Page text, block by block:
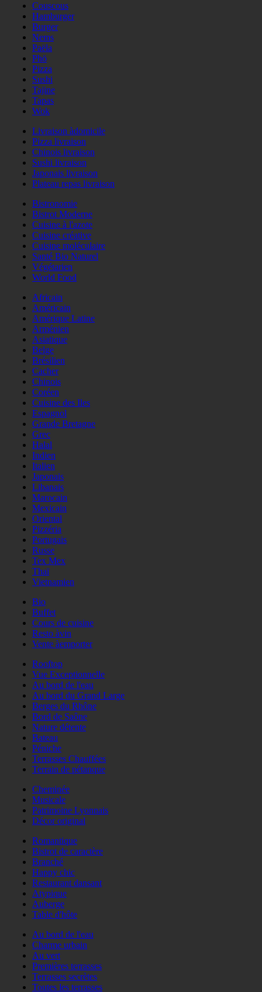
Couscous
Hamburger
Burger
Nems
Paëla
Phö
Pizza
Sushi
Tajine
Tapas
Wok
Livraison àdomicile
Pizza livraison
Chinois livraison
Sushi livraison
Japonais livraison
Plateau repas livraison
Bistronomie
Bistrot Moderne
Cuisine à l'azote
Cuisine créative
Cuisine moléculaire
Santé Bio Naturel
Végétarien
World Food
Africain
Américain
Amérique Latine
Arménien
Asiatique
Belge
Brésilien
Cacher
Chinois
Coréen
Cuisine des Iles
Espagnol
Grande Bretagne
Grec
Halal
Indien
Italien
Japonais
Libanais
Marocain
Mexicain
Oriental
Pizzéria
Portugais
Russe
Tex Mex
Thaï
Vietnamien
Bio
Buffet
Cours de cuisine
Resto àvin
Vente àemporter
Rooftop
Vue Exceptionnelle
Au bord de l'eau
Au bord du Grand Large
Berges du Rhône
Bord de Saône
Nature détente
Bateau
Péniche
Terrasses Chauffées
Terrain de pétanque
Cheminée
Musicale
Patrimoine Lyonnais
Décor original
Romantique
Bistrot de caractère
Branché
Happy chic
Restaurant dansant
Atypique
Auberge
Table d'hôte
Au bord de l'eau
Charme urbain
Au vert
Premières terrasses
Terrasses secrètes
Toutes les terrasses